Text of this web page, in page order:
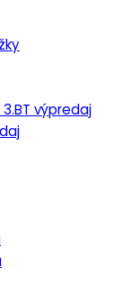
3.BT výpredaj